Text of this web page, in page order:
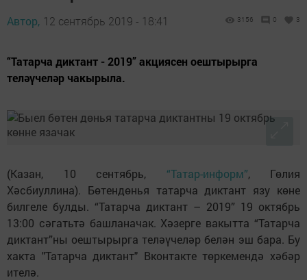
Автор, 12 сентябрь 2019 - 18:41 3156 0 3
“Татарча диктант - 2019” акциясен оештырырга
теләүчеләр чакырыла.
(Казан, 10 сентябрь, “Татар-информ”, Гөлия
Хәсбиуллина). Бөтендөнья татарча диктант язу көне
билгеле булды. “Татарча диктант – 2019” 19 октябрь
13:00 сәгатьтә башланачак. Хәзерге вакытта “Татарча
диктант”ны оештырырга теләүчеләр белән эш бара. Бу
хакта "Татарча диктант" Вконтакте төркемендә хәбәр
ителә.